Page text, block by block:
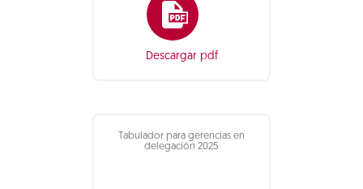
Descargar pdf
Tabulador para gerencias en
delegación 2025